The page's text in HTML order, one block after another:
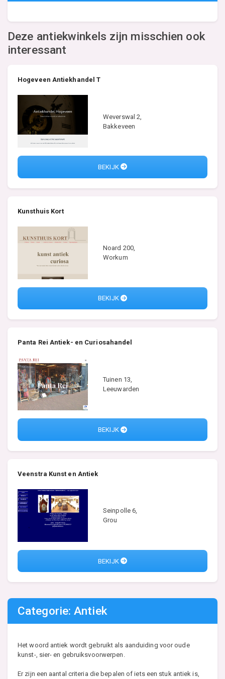
Deze antiekwinkels zijn misschien ook
interessant
Hogeveen Antiekhandel T
Weverswal 2,
Bakkeveen
BEKIJK
Kunsthuis Kort
Noard 200,
Workum
BEKIJK
Panta Rei Antiek- en Curiosahandel
Tuinen 13,
Leeuwarden
BEKIJK
Veenstra Kunst en Antiek
Seinpolle 6,
Grou
BEKIJK
Categorie: Antiek
Het woord antiek wordt gebruikt als aanduiding voor oude
kunst-, sier- en gebruiksvoorwerpen.
Er zijn een aantal criteria die bepalen of iets een stuk antiek is,